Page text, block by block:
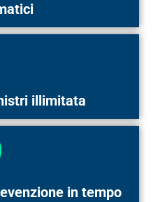
illimitata
in tempo